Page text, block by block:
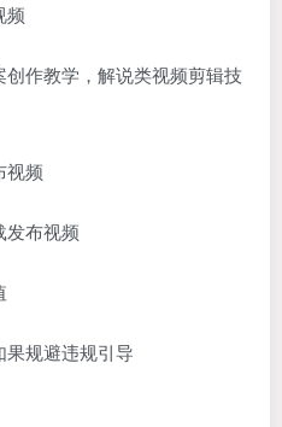
频
作教学，解说类视频剪辑技
视频
发布视频
规避违规引导